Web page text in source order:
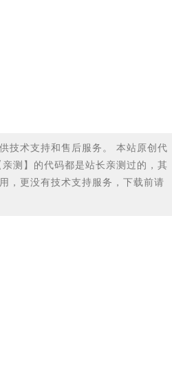
技术支持和售后服务。 本站原创代
测】的代码都是站长亲测过的，其
，更没有技术支持服务，下载前请